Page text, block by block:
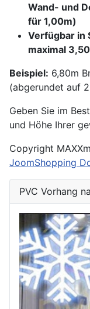
PVC Vorhang
Wand- und
für 1,00m)
Verfügbar in
maximal
Beispiel: 6,80m
(abgerundet auf
Geben Sie im
und Höhe Ihrer
Copyright
JoomShopping